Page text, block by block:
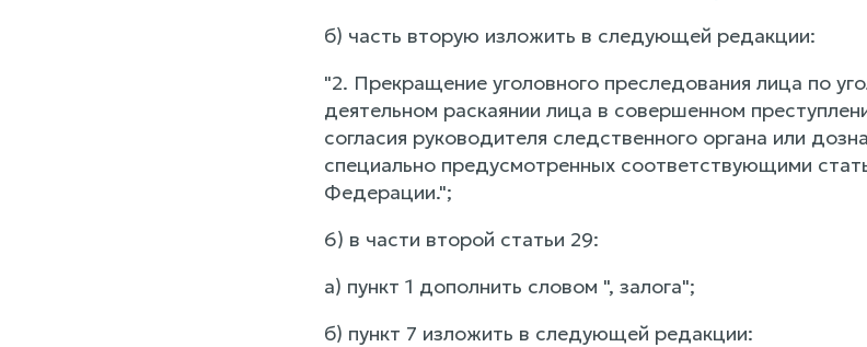
б) часть вторую изложить в следующей редакции:
"2. Прекращение уголовного преследования лица по
деятельном раскаянии лица в совершенном
согласия руководителя следственного органа или
специально предусмотренных соответствующими
Федерации.";
6) в части второй статьи 29:
а) пункт 1 дополнить словом ", залога";
б) пункт 7 изложить в следующей редакции: